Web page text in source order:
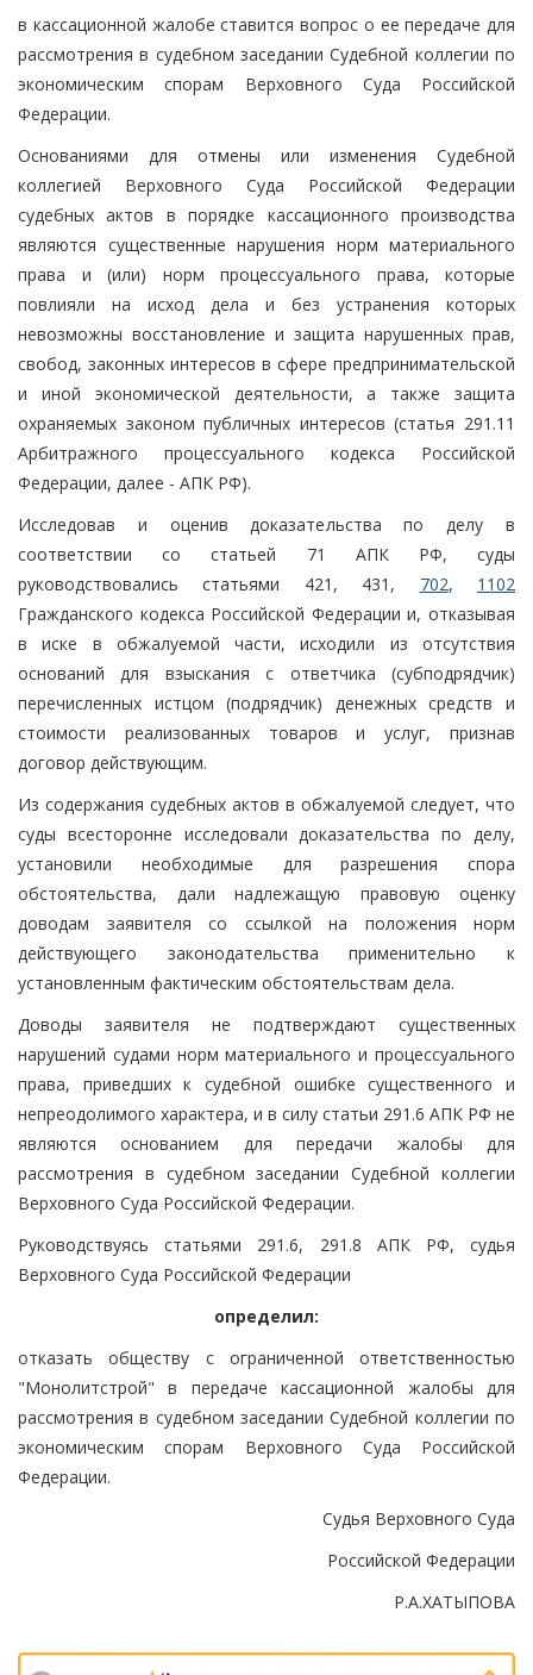
в кассационной жалобе ставится вопрос о ее передаче для
рассмотрения в судебном заседании Судебной коллегии по
экономическим спорам Верховного Суда Российской
Федерации.
Основаниями для отмены или изменения Судебной
коллегией Верховного Суда Российской Федерации
судебных актов в порядке кассационного производства
являются существенные нарушения норм материального
права и (или) норм процессуального права, которые
повлияли на исход дела и без устранения которых
невозможны восстановление и защита нарушенных прав,
свобод, законных интересов в сфере предпринимательской
и иной экономической деятельности, а также защита
охраняемых законом публичных интересов (статья 291.11
Арбитражного процессуального кодекса Российской
Федерации, далее - АПК РФ).
Исследовав и оценив доказательства по делу в
соответствии со статьей 71 АПК РФ, суды
руководствовались статьями 421, 431, 702, 1102
Гражданского кодекса Российской Федерации и, отказывая
в иске в обжалуемой части, исходили из отсутствия
оснований для взыскания с ответчика (субподрядчик)
перечисленных истцом (подрядчик) денежных средств и
стоимости реализованных товаров и услуг, признав
договор действующим.
Из содержания судебных актов в обжалуемой следует, что
суды всесторонне исследовали доказательства по делу,
установили необходимые для разрешения спора
обстоятельства, дали надлежащую правовую оценку
доводам заявителя со ссылкой на положения норм
действующего законодательства применительно к
установленным фактическим обстоятельствам дела.
Доводы заявителя не подтверждают существенных
нарушений судами норм материального и процессуального
права, приведших к судебной ошибке существенного и
непреодолимого характера, и в силу статьи 291.6 АПК РФ не
являются основанием для передачи жалобы для
рассмотрения в судебном заседании Судебной коллегии
Верховного Суда Российской Федерации.
Руководствуясь статьями 291.6, 291.8 АПК РФ, судья
Верховного Суда Российской Федерации
определил:
отказать обществу с ограниченной ответственностью
"Монолитстрой" в передаче кассационной жалобы для
рассмотрения в судебном заседании Судебной коллегии по
экономическим спорам Верховного Суда Российской
Федерации.
Судья Верховного Суда
Российской Федерации
Р.А.ХАТЫПОВА